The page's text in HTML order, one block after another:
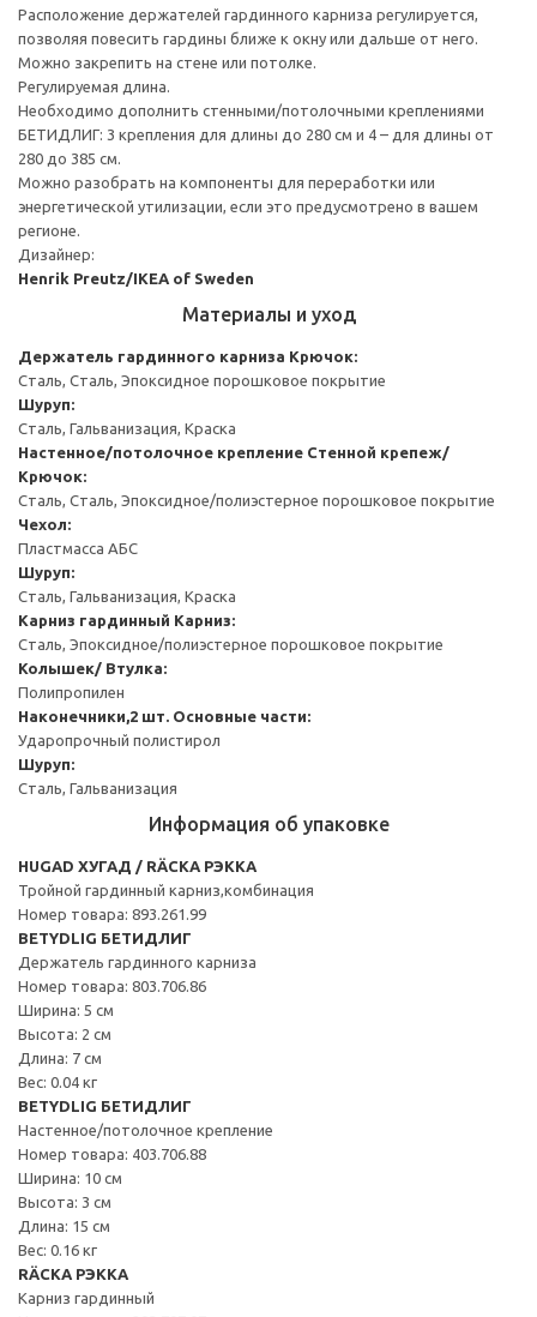
Расположение держателей гардинного карниза регулируется,
позволяя повесить гардины ближе к окну или дальше от него.
Можно закрепить на стене или потолке.
Регулируемая длина.
Необходимо дополнить стенными/потолочными креплениями
БЕТИДЛИГ: 3 крепления для длины до 280 см и 4 – для длины от
280 до 385 см.
Можно разобрать на компоненты для переработки или
энергетической утилизации, если это предусмотрено в вашем
регионе.
Дизайнер:
Henrik Preutz/IKEA of Sweden
Материалы и уход
Держатель гардинного карниза Крючок:
Сталь, Сталь, Эпоксидное порошковое покрытие
Шуруп:
Сталь, Гальванизация, Краска
Настенное/потолочное крепление Стенной крепеж/
Крючок:
Сталь, Сталь, Эпоксидное/полиэстерное порошковое покрытие
Чехол:
Пластмасса АБС
Шуруп:
Сталь, Гальванизация, Краска
Карниз гардинный Карниз:
Сталь, Эпоксидное/полиэстерное порошковое покрытие
Колышек/ Втулка:
Полипропилен
Наконечники,2 шт. Основные части:
Ударопрочный полистирол
Шуруп:
Сталь, Гальванизация
Информация об упаковке
HUGAD ХУГАД / RÄCKA РЭККА
Тройной гардинный карниз,комбинация
Номер товара: 893.261.99
BETYDLIG БЕТИДЛИГ
Держатель гардинного карниза
Номер товара: 803.706.86
Ширина: 5 см
Высота: 2 см
Длина: 7 см
Вес: 0.04 кг
BETYDLIG БЕТИДЛИГ
Настенное/потолочное крепление
Номер товара: 403.706.88
Ширина: 10 см
Высота: 3 см
Длина: 15 см
Вес: 0.16 кг
RÄCKA РЭККА
Карниз гардинный